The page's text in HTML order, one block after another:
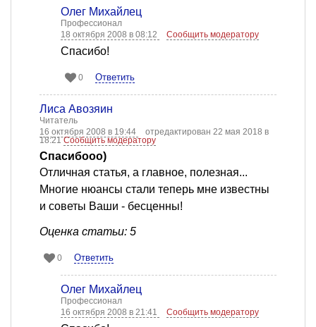
Олег Михайлец
Профессионал
18 октября 2008 в 08:12
Сообщить модератору
Спасибо!
0 Ответить
Лиса Авозяин
Читатель
16 октября 2008 в 19:44
отредактирован 22 мая 2018 в
18:21Сообщить модератору
Спасибооо)
Отличная статья, а главное, полезная...
Многие нюансы стали теперь мне известны
и советы Ваши - бесценны!
Оценка статьи: 5
0 Ответить
Олег Михайлец
Профессионал
16 октября 2008 в 21:41
Сообщить модератору